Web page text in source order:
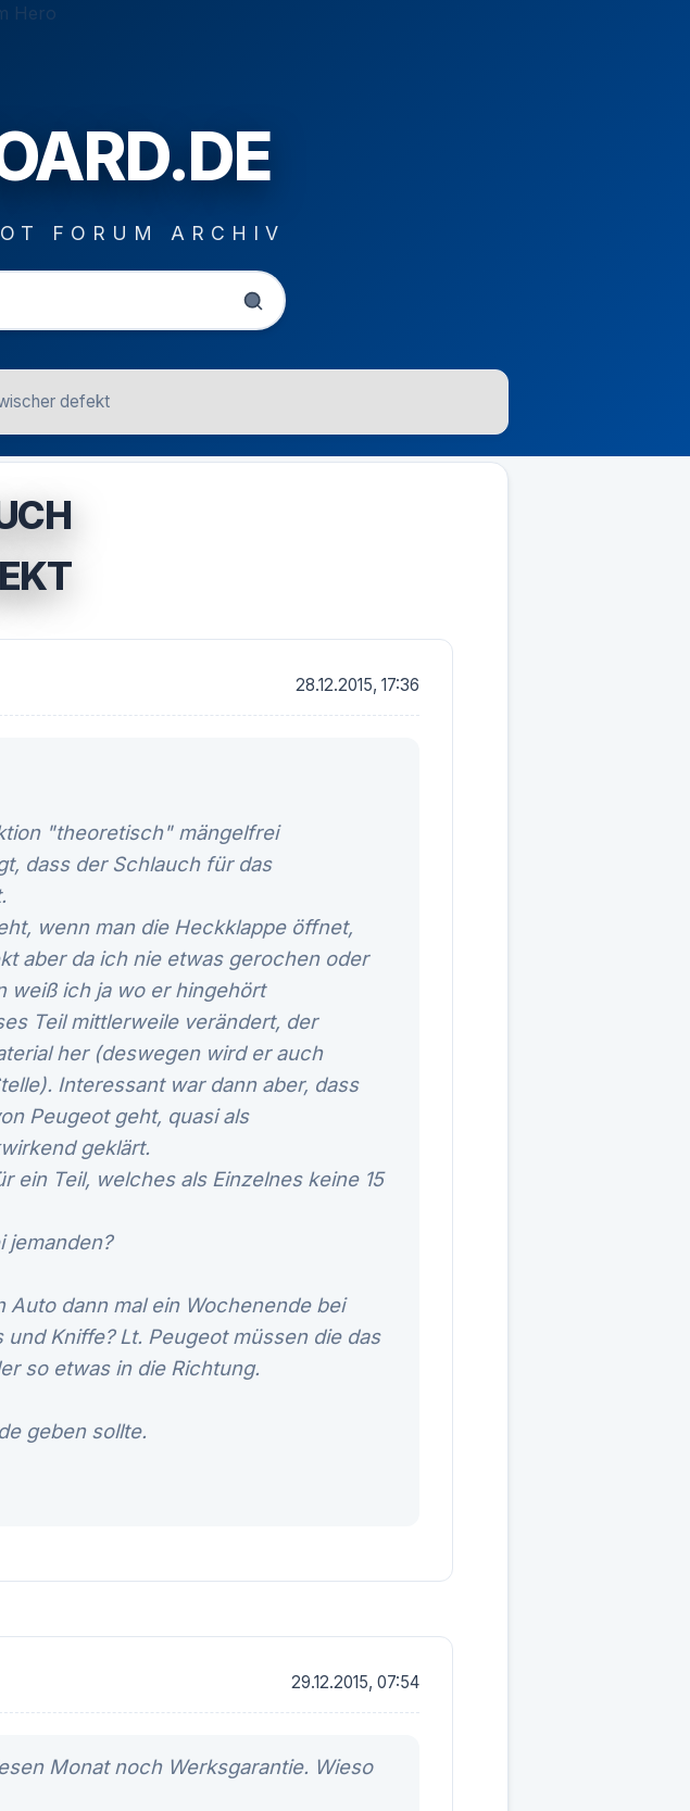
FORUM ARCHIV
defekt
28.12.2015, 17:36
"theoretisch" mängelfrei
dass der Schlauch für das
wenn man die Heckklappe öffnet,
aber da ich nie etwas gerochen oder
weiß ich ja wo er hingehört
Teil mittlerweile verändert, der
her (deswegen wird er auch
Interessant war dann aber, dass
Peugeot geht, quasi als
geklärt.
ein Teil, welches als Einzelnes keine 15
jemanden?
Auto dann mal ein Wochenende bei
Kniffe? Lt. Peugeot müssen die das
so etwas in die Richtung.
geben sollte.
29.12.2015, 07:54
Monat noch Werksgarantie. Wieso